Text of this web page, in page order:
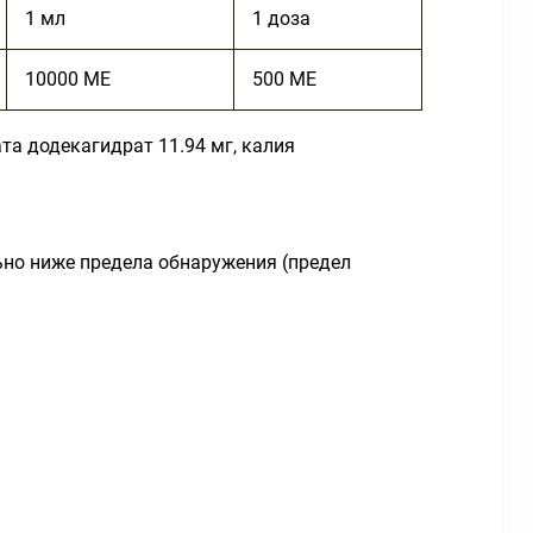
1 мл 1 доза
10000 МЕ 500 МЕ
додекагидрат 11.94 мг, калия
ниже предела обнаружения (предел